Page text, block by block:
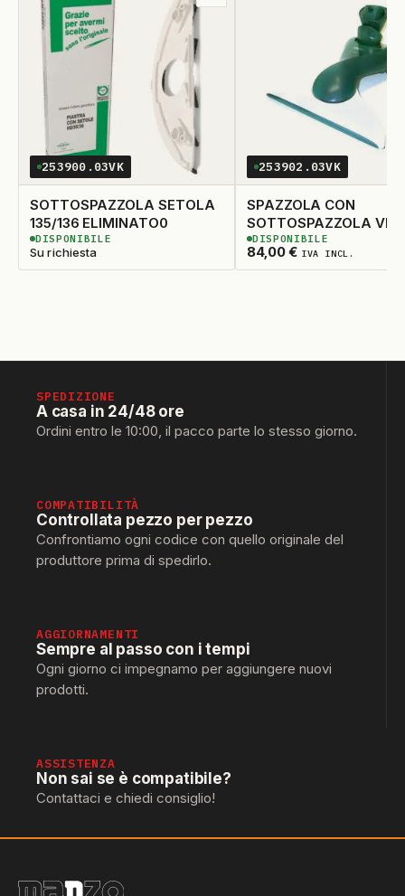
ai
253900.03VK
SOTTOSPAZZOLA SETOLA
135/136 ELIMINATO0
Su richiesta
3DISPONIBILI
DISPONIBILE
253902.03VK
SPAZZOLA CON
SOTTOSPAZZOLA VK140
ORIGINALE
84,00€ IVA INCL.
2DISPONIBILI
DISPONIBILE
SPEDIZIONE
A casa in 24/48 ore
Ordini entro le 10:00, il pacco parte lo stesso giorno.
COMPATIBILITÀ
Controllata pezzo per pezzo
Confrontiamo ogni codice con quello originale del
produttore prima di spedirlo.
AGGIORNAMENTI
Sempre al passo con i tempi
Ogni giorno ci impegnamo per aggiungere nuovi
prodotti.
ASSISTENZA
Non sai se è compatibile?
Contattaci e chiedi consiglio!